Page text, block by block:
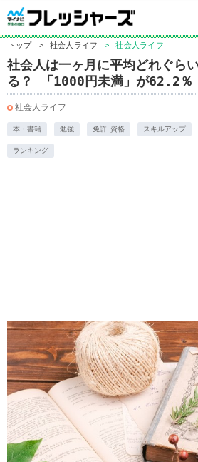
トップ > 社会人ライフ > 社会人ライフ
社会人は一ヶ月に平均どれぐら
る？ 「1000円未満」が62.2％
社会人ライフ
本・書籍 勉強 免許･資格 スキルアップ
ランキング